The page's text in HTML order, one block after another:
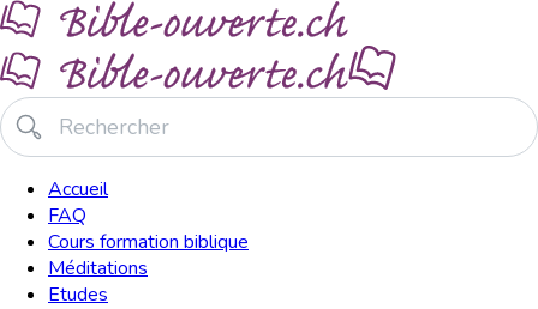
Accueil
FAQ
Cours formation biblique
Méditations
Etudes